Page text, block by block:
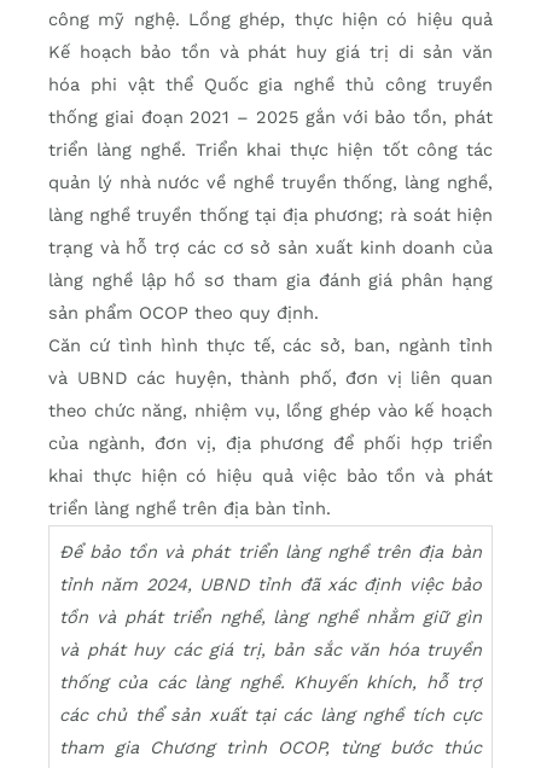
công mỹ nghệ. Lồng ghép, thực hiện có hiệu quả
Kế hoạch bảo tồn và phát huy giá trị di sản văn
hóa phi vật thể Quốc gia nghề thủ công truyền
thống giai đoạn 2021 – 2025 gắn với bảo tồn, phát
triển làng nghề. Triển khai thực hiện tốt công tác
quản lý nhà nước về nghề truyền thống, làng nghề,
làng nghề truyền thống tại địa phương; rà soát hiện
trạng và hỗ trợ các cơ sở sản xuất kinh doanh của
làng nghề lập hồ sơ tham gia đánh giá phân hạng
sản phẩm OCOP theo quy định.
Căn cứ tình hình thực tế, các sở, ban, ngành tỉnh
và UBND các huyện, thành phố, đơn vị liên quan
theo chức năng, nhiệm vụ, lồng ghép vào kế hoạch
của ngành, đơn vị, địa phương để phối hợp triển
khai thực hiện có hiệu quả việc bảo tồn và phát
triển làng nghề trên địa bàn tỉnh.
Để bảo tồn và phát triển làng nghề trên địa bàn
tỉnh năm 2024, UBND tỉnh đã xác định việc bảo
tồn và phát triển nghề, làng nghề nhằm giữ gìn
và phát huy các giá trị, bản sắc văn hóa truyền
thống của các làng nghề. Khuyến khích, hỗ trợ
các chủ thể sản xuất tại các làng nghề tích cực
tham gia Chương trình OCOP, từng bước thúc